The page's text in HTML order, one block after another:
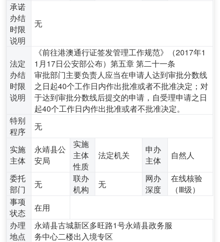
承诺
办结
时限
说明
无
法定
办结
时限
说明
《前往港澳通行证签发管理工作规范》（2017年1
1月17日公安部公布）第五章 第二十一条
审批部门主要负责人应当在申请人达到审批分数线
之日起40个工作日内作出批准或者不批准决定；对
于达到审批分数线后提交的申请，自受理申请之日
起40个工作日内作出批准或者不批准决定。
特别
程序
无
实施
主体
永靖县公
安局
实施
主体
性质
法定机关
申办
主体
自然人
委托
部门
无
联办
机构
无
网办
深度
在线核验
（Ⅲ级）
事项
状态
在用
办理
地点
永靖县古城新区多旺路1号永靖县政务服
务中心二楼出入境专区